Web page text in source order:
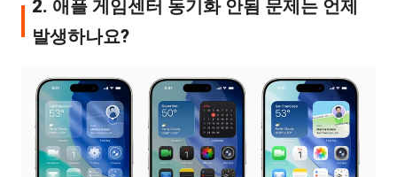
2. 애플 게임센터 동기화 안됨 문제는 언제
발생하나요?